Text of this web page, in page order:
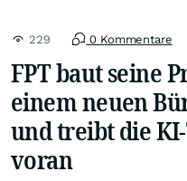
229 0 Kommentare
FPT baut seine
einem neuen
und treibt die
voran